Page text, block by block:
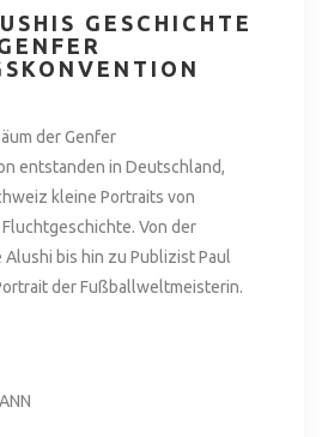
GESCHICHTE
der Genfer
entstanden in Deutschland,
kleine Portraits von
Von der
bis hin zu Publizist Paul
der Fußballweltmeisterin.